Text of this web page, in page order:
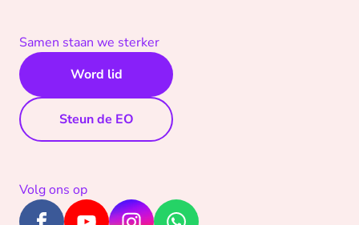
Samen staan we sterker
Word lid
Steun de EO
Volg ons op